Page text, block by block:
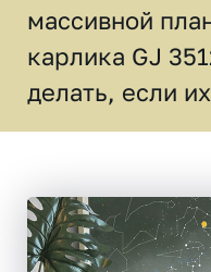
массивной
карлика GJ
делать, если